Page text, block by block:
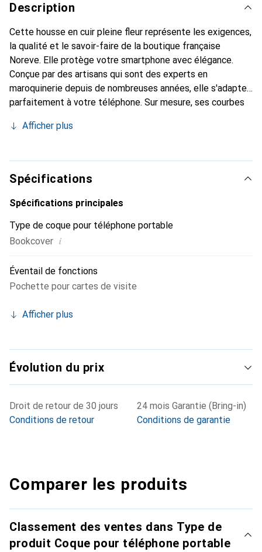
Description
Cette housse en cuir pleine fleur représente les exigences,
la qualité et le savoir-faire de la boutique française
Noreve. Elle protège votre smartphone avec élégance.
Conçue par des artisans qui sont des experts en
maroquinerie depuis de nombreuses années, elle s'adapte
parfaitement à votre téléphone. Sur mesure, ses courbes
devient l'accessoire chic et indispensable pour votre
produits de haute qualité, la marque Noreve est un choix
sûr pour une clientèle exigeante.
Afficher plus
Spécifications
Spécifications principales
Type de coque pour téléphone portable
Bookcover i
Éventail de fonctions
Pochette pour cartes de visite
Afficher plus
Évolution du prix
Droit de retour de 30 jours
Conditions de retour
24 mois Garantie (Bring-in)
Conditions de garantie
Comparer les produits
Classement des ventes dans Type de
produit Coque pour téléphone portable